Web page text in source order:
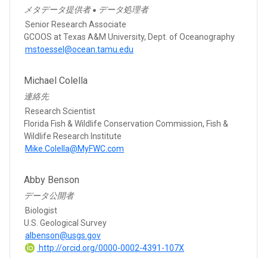
メタデータ提供者 ● データ処理者
Senior Research Associate
GCOOS at Texas A&M University, Dept. of Oceanography
mstoessel@ocean.tamu.edu
Michael Colella
連絡先
Research Scientist
Florida Fish & Wildlife Conservation Commission, Fish &
Wildlife Research Institute
Mike.Colella@MyFWC.com
Abby Benson
データ公開者
Biologist
U.S. Geological Survey
albenson@usgs.gov
http://orcid.org/0000-0002-4391-107X